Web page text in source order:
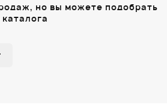
но вы можете подобрать